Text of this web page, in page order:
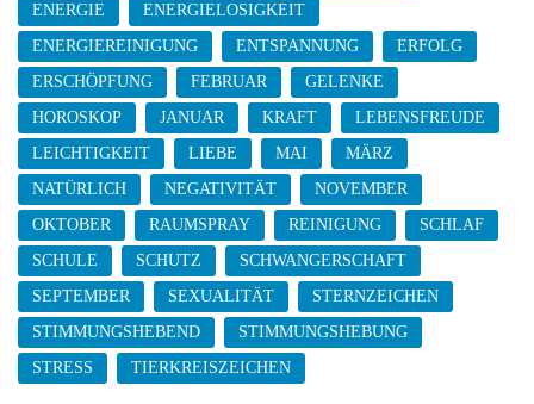
ENERGIE
ENERGIELOSIGKEIT
ENERGIEREINIGUNG
ENTSPANNUNG
ERFOLG
ERSCHÖPFUNG
FEBRUAR
GELENKE
HOROSKOP
JANUAR KRAFT
LEBENSFREUDE
LEICHTIGKEIT
LIEBE MAI
MÄRZ
NATÜRLICH
NEGATIVITÄT
NOVEMBER
OKTOBER
RAUMSPRAY REINIGUNG
SCHLAF
SCHULE
SCHUTZ
SCHWANGERSCHAFT
SEPTEMBER
SEXUALITÄT
STERNZEICHEN
STIMMUNGSHEBEND
STIMMUNGSHEBUNG
STRESS
TIERKREISZEICHEN